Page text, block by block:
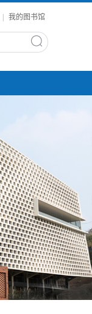
我的图书馆